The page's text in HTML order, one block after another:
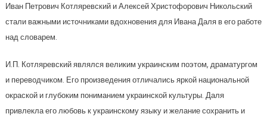
Иван Петрович Котляревский и Алексей Христофорович Никольский
стали важными источниками вдохновения для Ивана Даля в его работе
над словарем.
И.П. Котляревский являлся великим украинским поэтом, драматургом
и переводчиком. Его произведения отличались яркой национальной
окраской и глубоким пониманием украинской культуры. Даля
привлекла его любовь к украинскому языку и желание сохранить и